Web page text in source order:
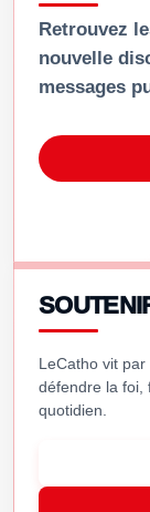
Retrouvez
nouvelle
messages
LeCatho vit
défendre la foi,
quotidien.